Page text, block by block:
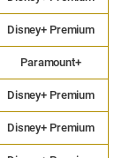
Disney+ Premium
Paramount+
Disney+ Premium
Disney+ Premium